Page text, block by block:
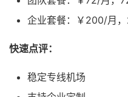
企业套餐：￥200/月，
快速点评：
稳定专线机场